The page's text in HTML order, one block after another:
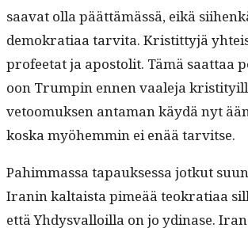
saa­vat olla päät­tämässä, eikä
demokra­ti­aa tarvi­ta. Kris­tit­tyjä
pro­fee­tat ja apos­tolit. Tämä saat­taa
oon Trumpin ennen vaale­ja
vetoomuk­sen anta­man käy­dä nyt
kos­ka myöhem­min ei enää tarvitse.
Pahim­mas­sa tapauk­ses­sa jotkut
Iranin kaltaista pimeää teokra­ti­aa
että Yhdys­val­loil­la on jo ydi­nase.